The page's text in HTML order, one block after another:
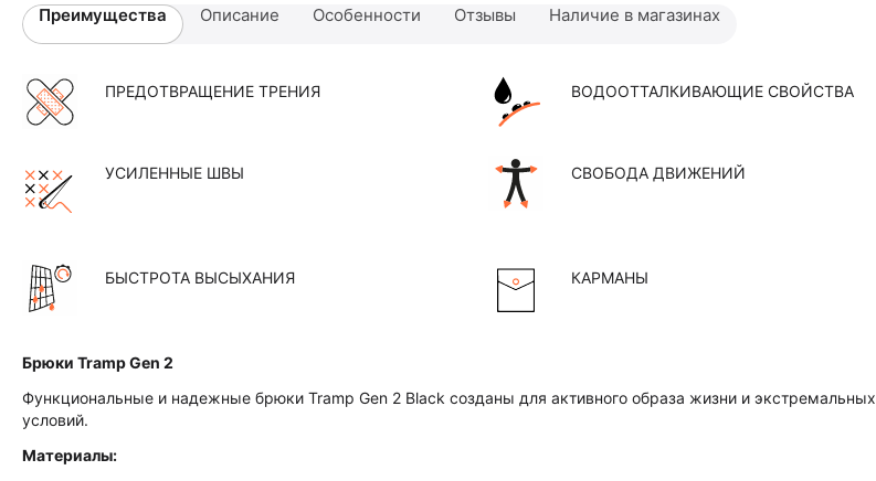
Преимущества Описание Особенности Отзывы Наличие в магазинах
ПРЕДОТВРАЩЕНИЕ ТРЕНИЯ ВОДООТТАЛКИВАЮЩИЕ СВОЙСТВА
УСИЛЕННЫЕ ШВЫ СВОБОДА ДВИЖЕНИЙ
БЫСТРОТА ВЫСЫХАНИЯ КАРМАНЫ
Брюки Tramp Gen 2
Функциональные и надежные брюки Tramp Gen 2 Black созданы для активного образа жизни и экстремальных
условий.
Материалы: